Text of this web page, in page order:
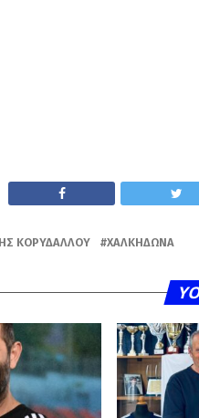
ΚΟΡΥΔΑΛΛΟΎ ΧΑΛΚΗΔΏΝΑ